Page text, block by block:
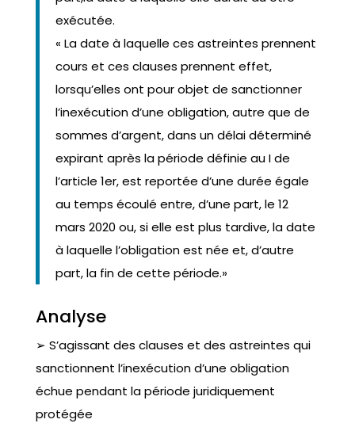
exécutée.
« La date à laquelle ces astreintes prennent
cours et ces clauses prennent effet,
lorsqu’elles ont pour objet de sanctionner
l’inexécution d’une obligation, autre que de
sommes d’argent, dans un délai déterminé
expirant après la période définie au I de
l’article 1er, est reportée d’une durée égale
au temps écoulé entre, d’une part, le 12
mars 2020 ou, si elle est plus tardive, la date
à laquelle l’obligation est née et, d’autre
part, la fin de cette période.»
Analyse
➢ S’agissant des clauses et des astreintes qui
sanctionnent l’inexécution d’une obligation
échue pendant la période juridiquement
protégée